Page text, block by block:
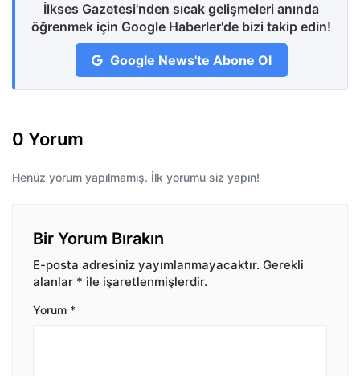
İlkses Gazetesi'nden sıcak gelişmeleri anında
öğrenmek için Google Haberler'de bizi takip edin!
Google News'te Abone Ol
0 Yorum
Henüz yorum yapılmamış. İlk yorumu siz yapın!
Bir Yorum Bırakın
E-posta adresiniz yayımlanmayacaktır. Gerekli
alanlar * ile işaretlenmişlerdir.
Yorum *